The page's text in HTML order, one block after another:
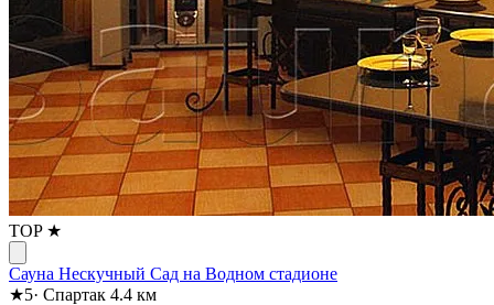
TOP ★
Сауна Нескучный Сад на Водном стадионе
★5· Спартак 4.4 км